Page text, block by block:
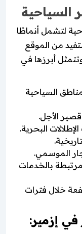
السياحية
لتشمل أنماطًا
من الموقع
أبرزها في
السياحية
قصير الأجل.
البحرية.
الموسمي.
بالخدمات
خلال فترات
في إزمير: